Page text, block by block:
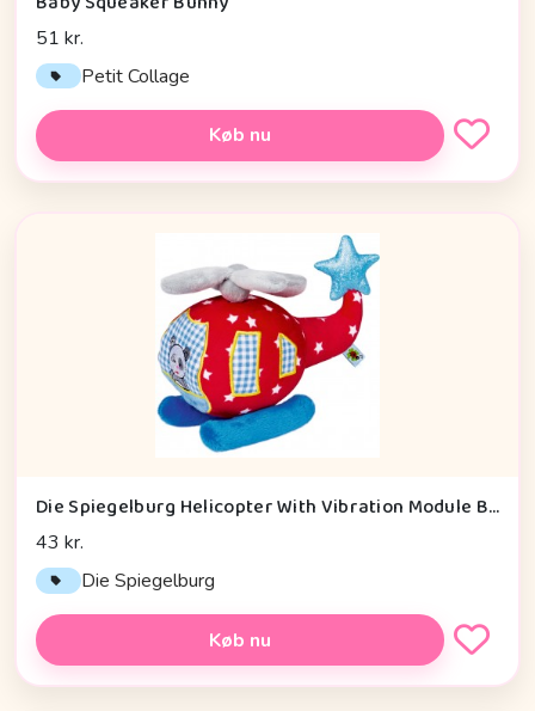
51 kr.
Petit Collage
Køb nu
Die Spiegelburg Helicopter With Vibration Module Baby Charms - Legetøj
43 kr.
Die Spiegelburg
Køb nu